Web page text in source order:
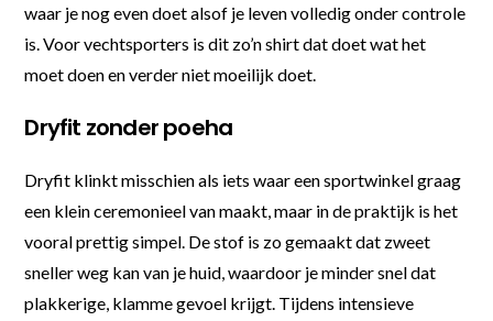
waar je nog even doet alsof je leven volledig onder controle
is. Voor vechtsporters is dit zo’n shirt dat doet wat het
moet doen en verder niet moeilijk doet.
Dryfit zonder poeha
Dryfit klinkt misschien als iets waar een sportwinkel graag
een klein ceremonieel van maakt, maar in de praktijk is het
vooral prettig simpel. De stof is zo gemaakt dat zweet
sneller weg kan van je huid, waardoor je minder snel dat
plakkerige, klamme gevoel krijgt. Tijdens intensieve